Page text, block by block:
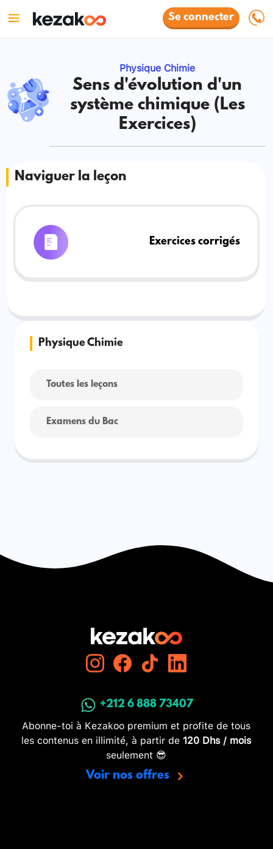
Se connecter
Physique Chimie
Sens d'évolution d'un
système chimique (Les
Exercices)
Naviguer la leçon
Exercices corrigés
Physique Chimie
Toutes les leçons
Examens du Bac
+212 6 888 73407
Abonne-toi à Kezakoo premium et profite de tous
les contenus en illimité, à partir de 120 Dhs / mois
seulement 😎
Voir nos offres